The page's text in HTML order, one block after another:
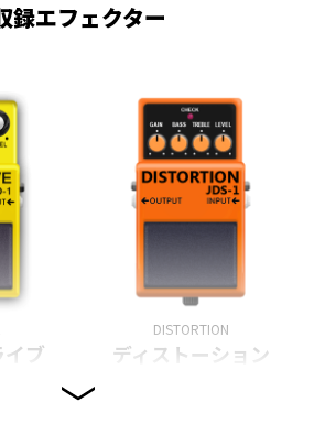
録エフェクター
ブ
DISTORTION
ディストーション